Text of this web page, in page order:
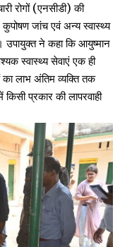
रोगों (एनसीडी) की
कुपोषण जांच एवं अन्य स्वास्थ्य
उपायुक्त ने कहा कि आयुष्मान
स्वास्थ्य सेवाएं एक ही
लाभ अंतिम व्यक्ति तक
प्रकार की लापरवाही